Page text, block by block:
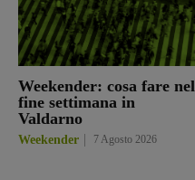
Weekender: cosa fare nel
fine settimana in
Valdarno
Weekender 7 Agosto 2026